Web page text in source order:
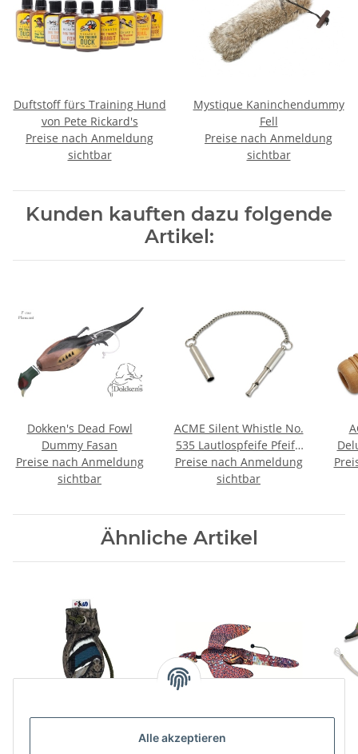
Alle akzeptieren
Duftstoff fürs Training Hund
von Pete Rickard's
Preise nach Anmeldung
sichtbar
Mystique Kaninchendummy
Fell
Preise nach Anmeldung
sichtbar
Kunden kauften dazu folgende
Artikel:
Dokken's Dead Fowl
Dummy Fasan
Preise nach Anmeldung
sichtbar
ACME Silent Whistle No.
535 Lautlospfeife Pfeife
Lautlose Hundepfeife
Preise nach Anmeldung
sichtbar
Ähnliche Artikel
Dummy Flugfasan